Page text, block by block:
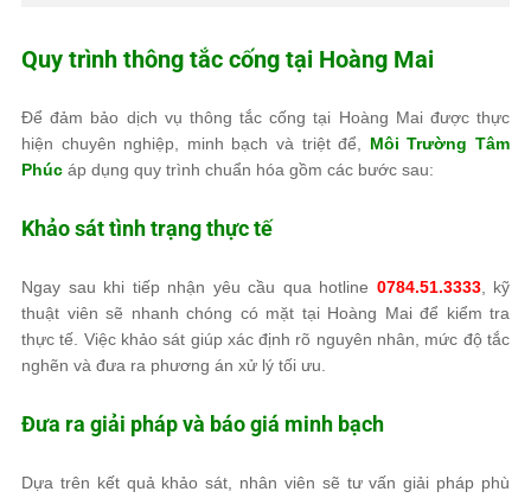
Quy trình thông tắc cống tại Hoàng Mai
Để đảm bảo dịch vụ thông tắc cống tại Hoàng Mai được thực
hiện chuyên nghiệp, minh bạch và triệt để, Môi Trường Tâm
Phúc áp dụng quy trình chuẩn hóa gồm các bước sau:
Khảo sát tình trạng thực tế
Ngay sau khi tiếp nhận yêu cầu qua hotline 0784.51.3333, kỹ
thuật viên sẽ nhanh chóng có mặt tại Hoàng Mai để kiểm tra
thực tế. Việc khảo sát giúp xác định rõ nguyên nhân, mức độ tắc
nghẽn và đưa ra phương án xử lý tối ưu.
Đưa ra giải pháp và báo giá minh bạch
Dựa trên kết quả khảo sát, nhân viên sẽ tư vấn giải pháp phù